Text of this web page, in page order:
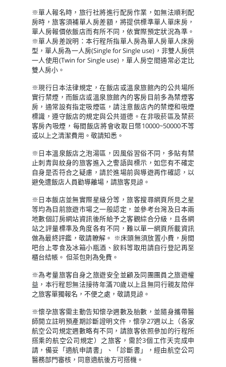
※單人報名時，旅行社將進行配房作業，如無法順利配
房時，旅客須補單人房差額，將提供標準單人單床房，
單人房報價依飯店而有所不同，依實際預定狀況為準。
※單人房差說明：本行程所指單人房為單人房單人床房
型，單人房為一人房(Single for Single use)，非雙人房供
一人使用(Twin for Single use)，單人房空間通常必定比
雙人房小。
※現行日本法律規定，在飯店或溫泉旅館內的公共場所
實行禁煙，而飯店或溫泉旅館內的客房目前多為禁煙客
房，通常設有指定吸煙區，請注意飯店內的禁煙和吸煙
標識，遵守飯店的規定與公共道德。在非吸菸區及禁菸
客房內吸煙，每間飯店將會收取日幣10000~50000不等
或以上之清潔費用。敬請知悉。
※日本溫泉飯店之泡湯區，因風俗習俗不同，多貼有禁
止刺青與紋身的旅客進入之警語與標示，如您有不確定
自身是否符合之疑慮，請於進場前與導遊再作確認，以
避免遭飯店人員勸導離場，請旅客見諒。
※日本飯店並無實際星級分等，旅客搜尋網頁所見之星
等均為目前旅遊市場之一般認定，並參考台灣及日本兩
地數個訂房網站資訊後所給予之客觀綜合分級，且各網
站之評量標準及角度各有不同，難以單一網頁所載資訊
做為最終評鑑，敬請瞭解。 ※床頭無須放置小費，房間
吧台上零食及冰箱小瓶酒、飲料等取用請自行登記再至
櫃台結帳。 但茶包則為免費。
※為考量旅客自身之旅遊安全並顧及同團團員之旅遊權
益，本行程恕無法接待年滿70歲以上且無同行親友陪伴
之旅客單獨報名，不便之處，敬請見諒。
※懷孕旅客需主動告知懷孕週數及胎數，並隨身攜帶醫
師開立註明預產期診斷證明文件，懷孕27週以上（各家
航空公司規定週數略有不同，請旅客依照參加的行程所
搭乘的航空公司規定）之旅客，需於3個工作天完成申
請，備妥「適航申請書」、「診斷書」，經由航空公司
醫務部門審核，同意適航後方可搭機。